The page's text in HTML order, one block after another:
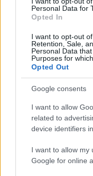
Personal Data for
Opted In
I want to opt-out
Retention, Sale,
Personal Data
Purposes for
Opted Out
Google consents
I want to allow
related to
device identifiers
I want to allow my
Google for online
Moziba
Stranger
két részét
2026 március 17.
A záróévadnál
megtartják.
Unmute Loaded: